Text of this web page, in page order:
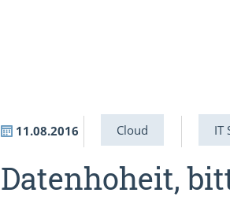
11.08.2016 Cloud IT
Datenhoheit,